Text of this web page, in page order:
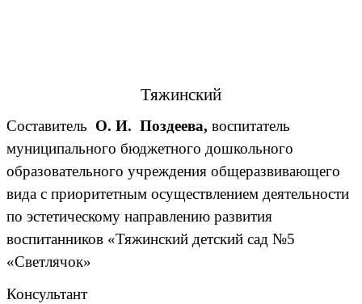
Тяжинский
Составитель О. И. Поздеева, воспитатель
муниципального бюджетного дошкольного
образовательного учреждения общеразвивающего
вида с приоритетным осуществлением деятельности
по эстетическому направлению развития
воспитанников «Тяжинский детский сад №5
«Светлячок»
Консультант